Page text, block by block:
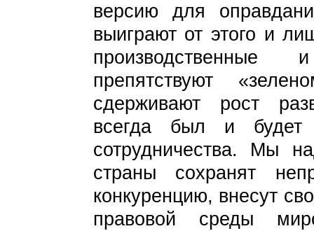
версию для
выиграют от этого и
производственные
препятствуют
сдерживают рост
всегда был и будет
сотрудничества. Мы
страны сохранят
конкуренцию, внесут
правовой среды